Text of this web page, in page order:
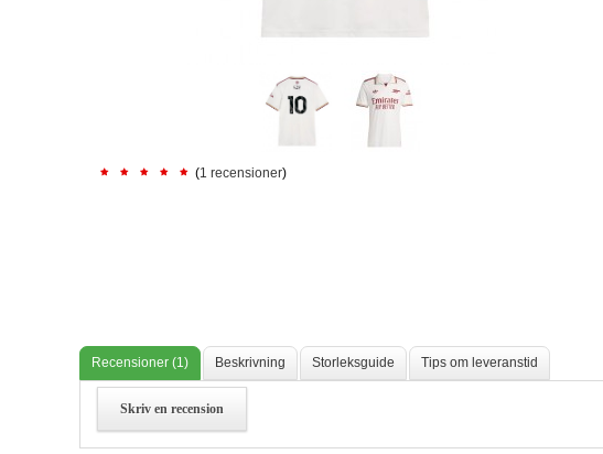
(1 recensioner)
Recensioner (1) Beskrivning Storleksguide Tips om leveranstid
Skriv en recension